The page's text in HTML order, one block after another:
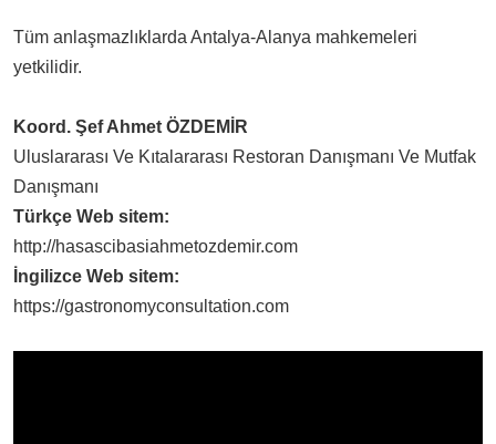
Tüm anlaşmazlıklarda Antalya-Alanya mahkemeleri
yetkilidir.
Koord. Şef Ahmet ÖZDEMİR
Uluslararası Ve Kıtalararası Restoran Danışmanı Ve Mutfak
Danışmanı
Türkçe Web sitem:
http://hasascibasiahmetozdemir.com
İngilizce Web sitem:
https://gastronomyconsultation.com